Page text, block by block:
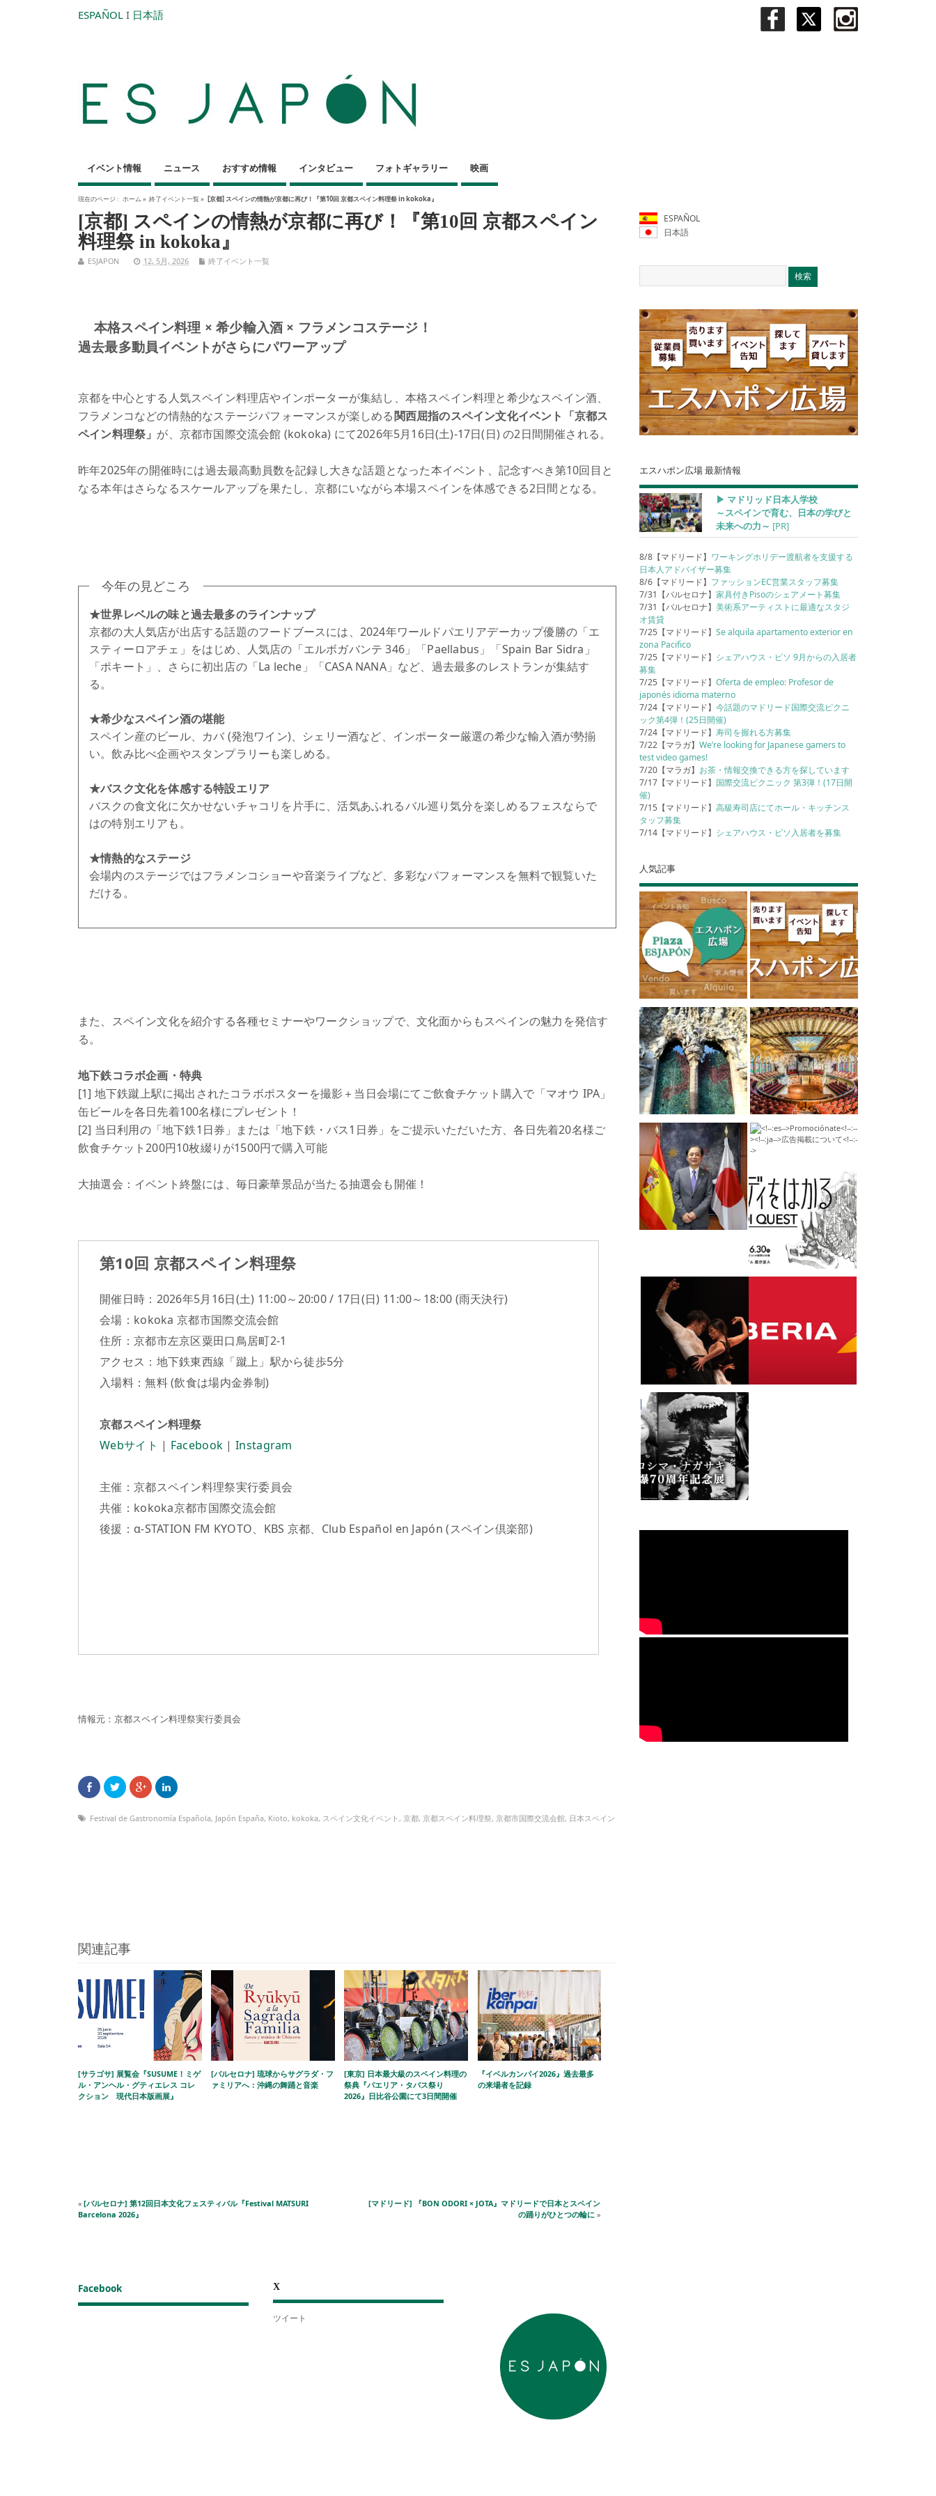
ESPAÑOL I 日本語
イベント情報 ニュース おすすめ情報 インタビュー フォトギャラリー 映画
現在のページ : ホーム » 終了イベント一覧» [京都] スペインの情熱が京都に再び！『第10回 京都スペイン料理祭 in kokoka』
[京都] スペインの情熱が京都に再び！『第10回 京都スペイン
料理祭 in kokoka』
ESJAPON 12, 5月, 2026 終了イベント一覧
本格スペイン料理 × 希少輸入酒 × フラメンコステージ！
過去最多動員イベントがさらにパワーアップ
京都を中心とする人気スペイン料理店やインポーターが集結し、本格スペイン料理と希少なスペイン酒、
フラメンコなどの情熱的なステージパフォーマンスが楽しめる関西屈指のスペイン文化イベント「京都ス
ペイン料理祭」 が、京都市国際交流会館 (kokoka) にて2026年5月16日(土)-17日(日) の2日間開催される。
昨年2025年の開催時には過去最高動員数を記録し大きな話題となった本イベント、記念すべき第10回目と
なる本年はさらなるスケールアップを果たし、京都にいながら本場スペインを体感できる2日間となる。
今年の見どころ
★世界レベルの味と過去最多のラインナップ
京都の大人気店が出店する話題のフードブースには、2024年ワールドパエリアデーカップ優勝の「エ
スティーロアチェ」をはじめ、人気店の「エルボガバンテ 346」「Paellabus」「Spain Bar Sidra」
「ポキート」、さらに初出店の「La leche」「CASA NANA」など、過去最多のレストランが集結す
る。
★希少なスペイン酒の堪能
スペイン産のビール、カバ (発泡ワイン)、シェリー酒など、インポーター厳選の希少な輸入酒が勢揃
い。飲み比べ企画やスタンプラリーも楽しめる。
★バスク文化を体感する特設エリア
バスクの食文化に欠かせないチャコリを片手に、活気あふれるバル巡り気分を楽しめるフェスならで
はの特別エリアも。
★情熱的なステージ
会場内のステージではフラメンコショーや音楽ライブなど、多彩なパフォーマンスを無料で観覧いた
だける。
また、スペイン文化を紹介する各種セミナーやワークショップで、文化面からもスペインの魅力を発信す
る。
地下鉄コラボ企画・特典
[1] 地下鉄蹴上駅に掲出されたコラボポスターを撮影＋当日会場にてご飲食チケット購入で「マオウ IPA」
缶ビールを各日先着100名様にプレゼント！
[2] 当日利用の「地下鉄1日券」または「地下鉄・バス1日券」をご提示いただいた方、各日先着20名様ご
飲食チケット200円10枚綴りが1500円で購入可能
大抽選会：イベント終盤には、毎日豪華景品が当たる抽選会も開催！
第10回 京都スペイン料理祭
開催日時：2026年5月16日(土) 11:00～20:00 / 17日(日) 11:00～18:00 (雨天決行)
会場：kokoka 京都市国際交流会館
住所：京都市左京区粟田口鳥居町2-1
アクセス：地下鉄東西線「蹴上」駅から徒歩5分
入場料：無料 (飲食は場内金券制)
京都スペイン料理祭
Webサイト | Facebook |Instagram
主催：京都スペイン料理祭実行委員会
共催：kokoka京都市国際交流会館
後援：α-STATION FM KYOTO、KBS 京都、Club Español en Japón (スペイン倶楽部)
情報元：京都スペイン料理祭実行委員会
Festival de Gastronomía Española, Japón España, Kioto, kokoka, スペイン文化イベント , 京都, 京都スペイン料理祭, 京都市国際交流会館, 日本スペイン
関連記事
[サラゴサ] 展覧会『SUSUME！ミゲ
ル・アンヘル・グティエレス コレ
クション 現代日本版画展』
[バルセロナ] 琉球からサグラダ・フ
ァミリアへ：沖縄の舞踊と音楽
[東京] 日本最大級のスペイン料理の
祭典『パエリア・タパス祭り
2026』日比谷公園にて3日間開催
『イベルカンパイ2026』過去最多
の来場者を記録
« [バルセロナ] 第12回日本文化フェスティバル『Festival MATSURI
Barcelona 2026』
[マドリード] 『BON ODORI × JOTA』マドリードで日本とスペイン
の踊りがひとつの輪に»
ESPAÑOL
日本語
エスハポン広場 最新情報
▶︎ マドリッド日本人学校
～スペインで育む、日本の学びと
未来への力～ [PR]
8/8【マドリード】 ワーキングホリデー渡航者を支援する
日本人アドバイザー募集
8/6【マドリード】 ファッションEC営業スタッフ募集
7/31【バルセロナ】家具付きPisoのシェアメート募集
7/31【バルセロナ】美術系アーティストに最適なスタジ
オ賃貸
7/25【マドリード】Se alquila apartamento exterior en
zona Pacifico
7/25【マドリード】 シェアハウス・ピソ 9月からの入居者
募集
7/25【マドリード】Oferta de empleo: Profesor de
japonés idioma materno
7/24【マドリード】今話題のマドリード国際交流ピクニ
ック第4弾！(25日開催)
7/24【マドリード】寿司を握れる方募集
7/22【マラガ】We’re looking for Japanese gamers to
test video games!
7/20【マラガ】 お茶・情報交換できる方を探しています
7/17【マドリード】 国際交流ピクニック 第3弾！(17日開
催)
7/15【マドリード】高級寿司店にてホール・キッチンス
タッフ募集
7/14【マドリード】 シェアハウス・ピソ入居者を募集
人気記事
Facebook X
ツイート